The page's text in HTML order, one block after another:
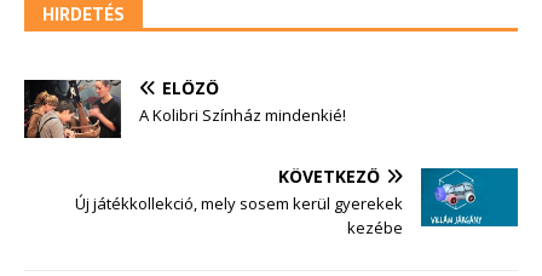
HIRDETÉS
ELŐZŐ
A Kolibri Színház mindenkié!
KÖVETKEZŐ
Új játékkollekció, mely sosem kerül gyerekek
kezébe